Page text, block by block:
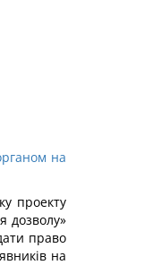
на
проекту
дозволу»
право
на